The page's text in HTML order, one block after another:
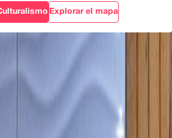
Explorar el mapa
conectando territorio, producción y
histórica, social y humana.